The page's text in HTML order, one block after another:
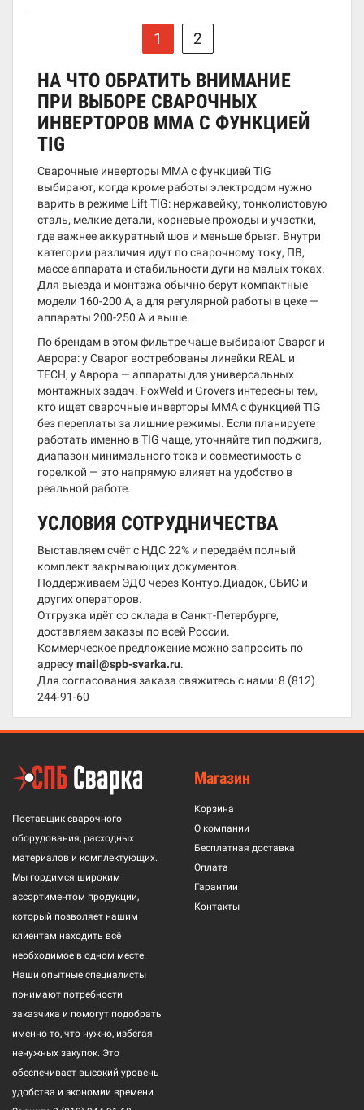
1 2
НА ЧТО ОБРАТИТЬ ВНИМАНИЕ
ПРИ ВЫБОРЕ СВАРОЧНЫХ
ИНВЕРТОРОВ MMA С ФУНКЦИЕЙ
TIG
Сварочные инверторы MMA с функцией TIG
выбирают, когда кроме работы электродом нужно
варить в режиме Lift TIG: нержавейку, тонколистовую
сталь, мелкие детали, корневые проходы и участки,
где важнее аккуратный шов и меньше брызг. Внутри
категории различия идут по сварочному току, ПВ,
массе аппарата и стабильности дуги на малых токах.
Для выезда и монтажа обычно берут компактные
модели 160-200 А, а для регулярной работы в цехе —
аппараты 200-250 А и выше.
По брендам в этом фильтре чаще выбирают Сварог и
Аврора: у Сварог востребованы линейки REAL и
TECH, у Аврора — аппараты для универсальных
монтажных задач. FoxWeld и Grovers интересны тем,
кто ищет сварочные инверторы MMA с функцией TIG
без переплаты за лишние режимы. Если планируете
работать именно в TIG чаще, уточняйте тип поджига,
диапазон минимального тока и совместимость с
горелкой — это напрямую влияет на удобство в
реальной работе.
УСЛОВИЯ СОТРУДНИЧЕСТВА
Выставляем счёт с НДС 22% и передаём полный
комплект закрывающих документов.
Поддерживаем ЭДО через Контур.Диадок, СБИС и
других операторов.
Отгрузка идёт со склада в Санкт-Петербурге,
доставляем заказы по всей России.
Коммерческое предложение можно запросить по
адресуmail@spb-svarka.ru.
Для согласования заказа свяжитесь с нами:8 (812)
244-91-60
Поставщик сварочного
оборудования, расходных
материалов и комплектующих.
Мы гордимся широким
ассортиментом продукции,
который позволяет нашим
клиентам находить всё
необходимое в одном месте.
Наши опытные специалисты
понимают потребности
заказчика и помогут подобрать
именно то, что нужно, избегая
ненужных закупок. Это
обеспечивает высокий уровень
удобства и экономии времени.
Магазин
Корзина
О компании
Бесплатная доставка
Оплата
Гарантии
Контакты